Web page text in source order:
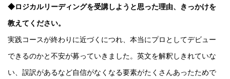
◆ロジカルリーディングを受講しようと思った理由、きっかけを
教えてください。
実践コースが終わりに近づくにつれ、本当にプロとしてデビュー
できるのかと不安が募っていきました。英文を解釈しきれていな
い、誤訳があるなど自信がなくなる要素がたくさんあったためで